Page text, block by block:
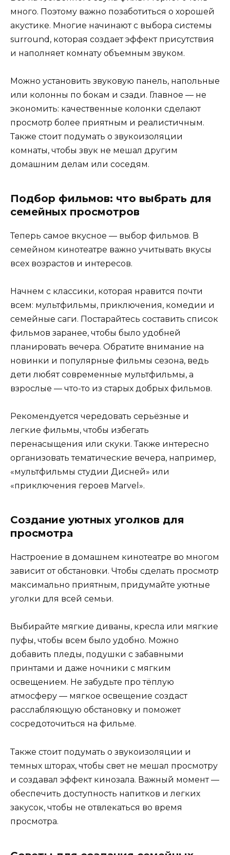
много. Поэтому важно позаботиться о хорошей
акустике. Многие начинают с выбора системы
surround, которая создает эффект присутствия
и наполняет комнату объемным звуком.
Можно установить звуковую панель, напольные
или колонны по бокам и сзади. Главное — не
экономить: качественные колонки сделают
просмотр более приятным и реалистичным.
Также стоит подумать о звукоизоляции
комнаты, чтобы звук не мешал другим
домашним делам или соседям.
Подбор фильмов: что выбрать для
семейных просмотров
Теперь самое вкусное — выбор фильмов. В
семейном кинотеатре важно учитывать вкусы
всех возрастов и интересов.
Начнем с классики, которая нравится почти
всем: мультфильмы, приключения, комедии и
семейные саги. Постарайтесь составить список
фильмов заранее, чтобы было удобней
планировать вечера. Обратите внимание на
новинки и популярные фильмы сезона, ведь
дети любят современные мультфильмы, а
взрослые — что-то из старых добрых фильмов.
Рекомендуется чередовать серьёзные и
легкие фильмы, чтобы избегать
перенасыщения или скуки. Также интересно
организовать тематические вечера, например,
«мультфильмы студии Дисней» или
«приключения героев Marvel».
Создание уютных уголков для
просмотра
Настроение в домашнем кинотеатре во многом
зависит от обстановки. Чтобы сделать просмотр
максимально приятным, придумайте уютные
уголки для всей семьи.
Выбирайте мягкие диваны, кресла или мягкие
пуфы, чтобы всем было удобно. Можно
добавить пледы, подушки с забавными
принтами и даже ночники с мягким
освещением. Не забудьте про тёплую
атмосферу — мягкое освещение создаст
расслабляющую обстановку и поможет
сосредоточиться на фильме.
Также стоит подумать о звукоизоляции и
темных шторах, чтобы свет не мешал просмотру
и создавал эффект кинозала. Важный момент —
обеспечить доступность напитков и легких
закусок, чтобы не отвлекаться во время
просмотра.